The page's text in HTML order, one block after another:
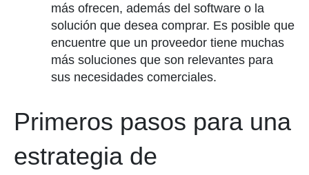
más ofrecen, además del software o la
solución que desea comprar. Es posible que
encuentre que un proveedor tiene muchas
más soluciones que son relevantes para
sus necesidades comerciales.
Primeros pasos para una
estrategia de